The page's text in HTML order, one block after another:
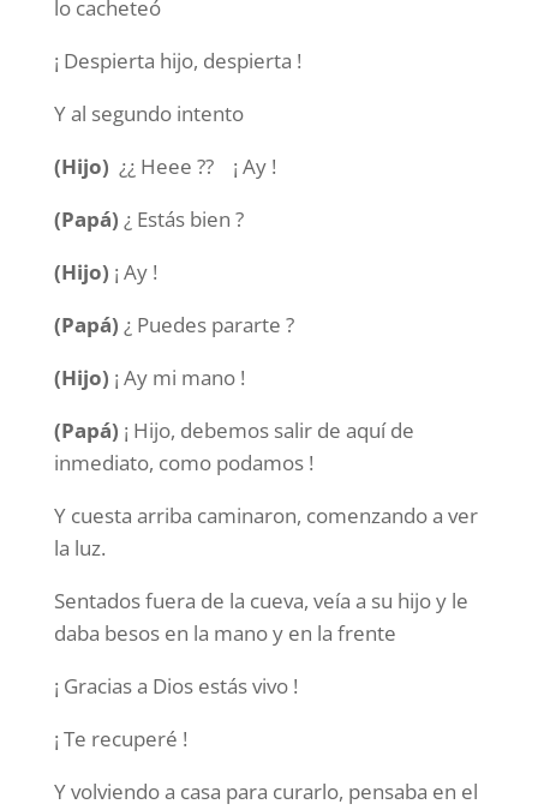
lo cacheteó
¡ Despierta hijo, despierta !
Y al segundo intento
(Hijo) ¿¿ Heee ?? ¡ Ay !
(Papá) ¿ Estás bien ?
(Hijo) ¡ Ay !
(Papá) ¿ Puedes pararte ?
(Hijo) ¡ Ay mi mano !
(Papá) ¡ Hijo, debemos salir de aquí de
inmediato, como podamos !
Y cuesta arriba caminaron, comenzando a ver
la luz.
Sentados fuera de la cueva, veía a su hijo y le
daba besos en la mano y en la frente
¡ Gracias a Dios estás vivo !
¡ Te recuperé !
Y volviendo a casa para curarlo, pensaba en el